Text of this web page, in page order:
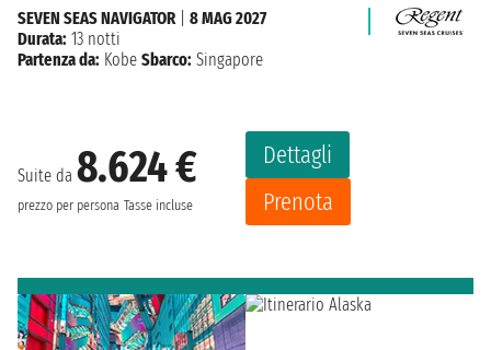
Suite da 8.624 €
prezzo per persona Tasse incluse
Dettagli
Prenota
SEVEN SEAS NAVIGATOR
8 MAG 2027
Durata: 13 notti
Partenza da: Kobe Sbarco: Singapore